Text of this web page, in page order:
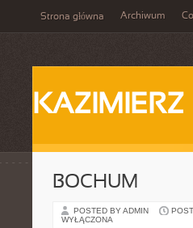
Strona główna Archiwum
KAZIMIERZ
BOCHUM
POSTED BY ADMIN
WYŁĄCZONA